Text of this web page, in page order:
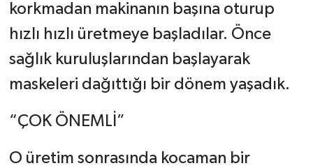
korkmadan makinanın başına oturup
hızlı hızlı üretmeye başladılar. Önce
sağlık kuruluşlarından başlayarak
maskeleri dağıttığı bir dönem yaşadık.
“ÇOK ÖNEMLİ”
O üretim sonrasında kocaman bir